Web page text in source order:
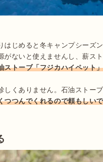
じめると冬キャンプシーズ
ないと使えませんし、薪ス
ストーブ「フジカハイペット」
くありません。石油ストー
つつんでくれるので頼もしい